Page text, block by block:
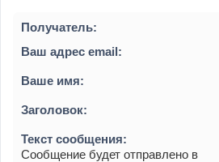
Получатель:
Ваш адрес email:
Ваше имя:
Заголовок:
Текст сообщения:
Сообщение будет отправлено в